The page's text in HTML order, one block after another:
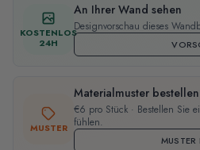
KOSTENLOS
24H
An Ihrer Wand sehen
Designvorschau dieses
MUSTER
Materialmuster bestellen
€6 pro Stück · Bestellen Sie
fühlen.
MUSTER